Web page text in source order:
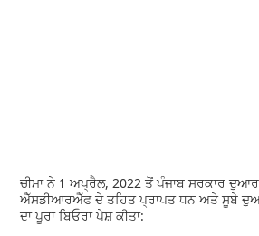
ਚੀਮਾ ਨੇ 1 ਅਪ੍ਰੈਲ, 2022 ਤੋਂ ਪੰਜਾਬ ਸਰਕਾਰ
ਐੱਸਡੀਆਰਐੱਫ ਦੇ ਤਹਿਤ ਪ੍ਰਾਪਤ ਧਨ ਅਤੇ ਸੂਬੇ
ਦਾ ਪੂਰਾ ਬਿਓਰਾ ਪੇਸ਼ ਕੀਤਾ: